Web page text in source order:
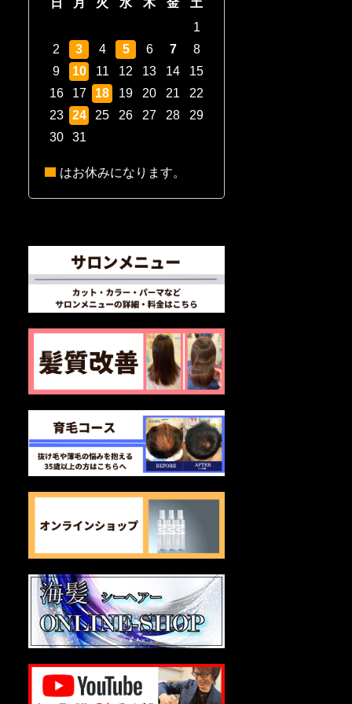
日 月 火 水 木 金
土
1
2
3 4 5 6 7
8
9
10 11 12 13 14
15
16
17 18 19 20 21
22
23
24 25 26 27 28
29
30
31
はお休みになります。